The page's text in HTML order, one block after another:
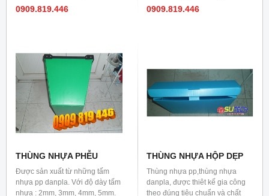
thiện đối với môi trường. - Xếp
linh kiện điện tử, linh kiện nhựa,
các sản phẩm sơn, xi mạ, biển
quảng cáo, mẫu quảng cáo.v.v.v
0909.819.446
làm các loại vách ngăn phù hợp
0909.819.446
THÙNG NHỰA PHỄU
Được sản xuất từ những tấm
nhựa pp danpla. Với độ dày tấm
nhựa : 2mm, 3mm, 4mm, 5mm.
THÙNG NHỰA HỘP DẸP
Thùng nhựa pp,thùng nhựa
danpla, được thiêt kế gia công
theo đúng tiêu chuẩn và chất